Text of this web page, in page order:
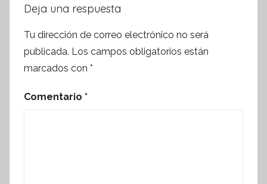
Deja una respuesta
Tu dirección de correo electrónico no será
publicada. Los campos obligatorios están
marcados con *
Comentario *